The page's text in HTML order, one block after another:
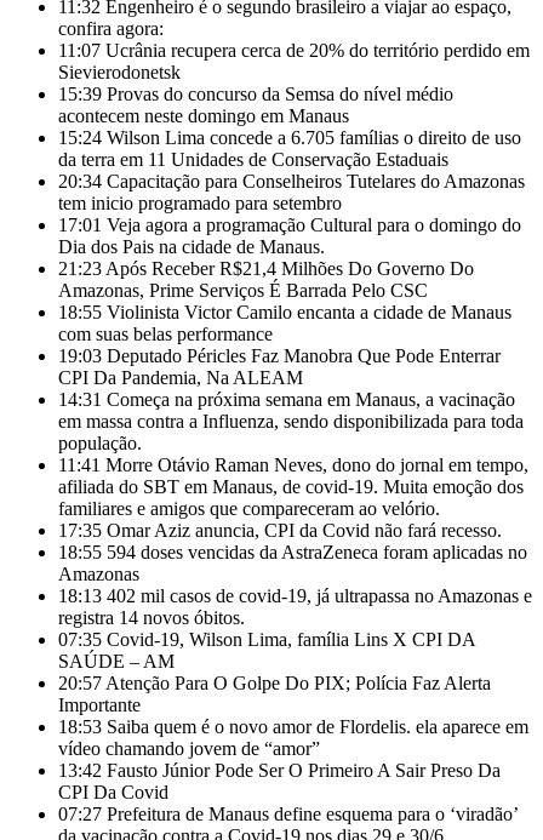
11:32 Engenheiro é o segundo brasileiro a viajar ao espaço,
confira agora:
11:07 Ucrânia recupera cerca de 20% do território perdido em
Sievierodonetsk
15:39 Provas do concurso da Semsa do nível médio
acontecem neste domingo em Manaus
15:24 Wilson Lima concede a 6.705 famílias o direito de uso
da terra em 11 Unidades de Conservação Estaduais
20:34 Capacitação para Conselheiros Tutelares do Amazonas
tem inicio programado para setembro
17:01 Veja agora a programação Cultural para o domingo do
Dia dos Pais na cidade de Manaus.
21:23 Após Receber R$21,4 Milhões Do Governo Do
Amazonas, Prime Serviços É Barrada Pelo CSC
18:55 Violinista Victor Camilo encanta a cidade de Manaus
com suas belas performance
19:03 Deputado Péricles Faz Manobra Que Pode Enterrar
CPI Da Pandemia, Na ALEAM
14:31 Começa na próxima semana em Manaus, a vacinação
em massa contra a Influenza, sendo disponibilizada para toda
população.
11:41 Morre Otávio Raman Neves, dono do jornal em tempo,
afiliada do SBT em Manaus, de covid-19. Muita emoção dos
familiares e amigos que compareceram ao velório.
17:35 Omar Aziz anuncia, CPI da Covid não fará recesso.
18:55 594 doses vencidas da AstraZeneca foram aplicadas no
Amazonas
18:13 402 mil casos de covid-19, já ultrapassa no Amazonas e
registra 14 novos óbitos.
07:35 Covid-19, Wilson Lima, família Lins X CPI DA
SAÚDE – AM
20:57 Atenção Para O Golpe Do PIX; Polícia Faz Alerta
Importante
18:53 Saiba quem é o novo amor de Flordelis. ela aparece em
vídeo chamando jovem de “amor”
13:42 Fausto Júnior Pode Ser O Primeiro A Sair Preso Da
CPI Da Covid
07:27 Prefeitura de Manaus define esquema para o ‘viradão’
da vacinação contra a Covid-19 nos dias 29 e 30/6